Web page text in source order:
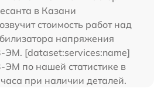
в Казани
стоимость работ над
напряжения
[dataset:services:name]
по нашей статистике в
при наличии деталей.